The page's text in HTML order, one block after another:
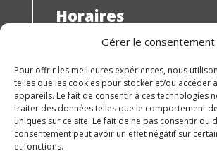
Gérer le consentement
Pour offrir les meilleures expériences, nous
telles que les cookies pour stocker et/ou accéder
appareils. Le fait de consentir à ces technologies
traiter des données telles que le comportement
uniques sur ce site. Le fait de ne pas consentir ou
consentement peut avoir un effet négatif sur
et fonctions.
Horaires
du lundi au jeudi : 8h30 - 12h00 et
le vendredi : 10h30 - 15h00
Vous souhaitez nous rencontrer ?
RDV !
© 2026 ComConcept |Mentions